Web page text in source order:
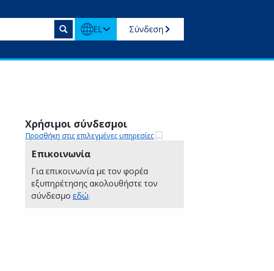
EL Σύνδεση
Χρήσιμοι σύνδεσμοι
Προσθήκη στις επιλεγμένες υπηρεσίες
Επικοινωνία
Για επικοινωνία με τον φορέα
εξυπηρέτησης ακολουθήστε τον
σύνδεσμο εδώ.